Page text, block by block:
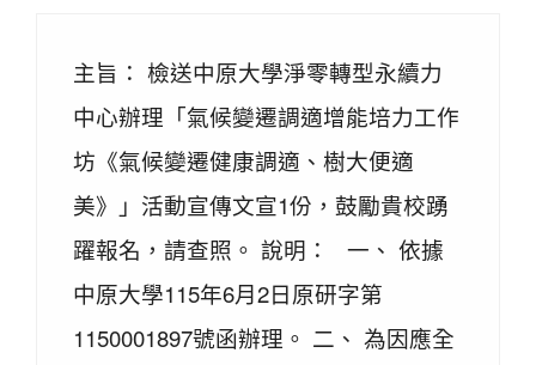
主旨： 檢送中原大學淨零轉型永續力
中心辦理「氣候變遷調適增能培力工作
坊《氣候變遷健康調適、樹大便適
美》」活動宣傳文宣1份，鼓勵貴校踴
躍報名，請查照。 說明： 一、 依據
中原大學115年6月2日原研字第
1150001897號函辦理。 二、 為因應全